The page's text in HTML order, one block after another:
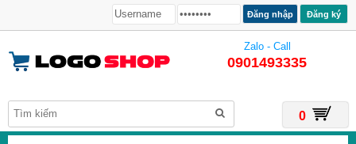
Đăng ký
Zalo - Call
0901493335
0